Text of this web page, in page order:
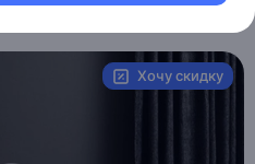
Хочу скидку